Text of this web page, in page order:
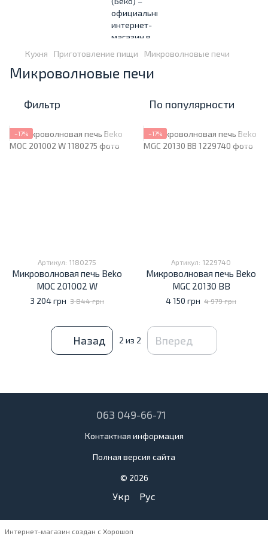
Кухня Приготовление пищи Микроволновые печи
Микроволновые печи
Фильтр По популярности
−17%
Артикул: 1180275
Микроволновая печь Beko
MOC 201002 W
3 204 грн 3 844 грн
−17%
Артикул: 1229740
Микроволновая печь Beko
MGC 20130 BB
4 150 грн 4 979 грн
Назад 2 из 2 Вперед
063 049-66-71
Контактная информация
Полная версия сайта
© 2026
Укр Рус
Интернет-магазин создан с Хорошоп